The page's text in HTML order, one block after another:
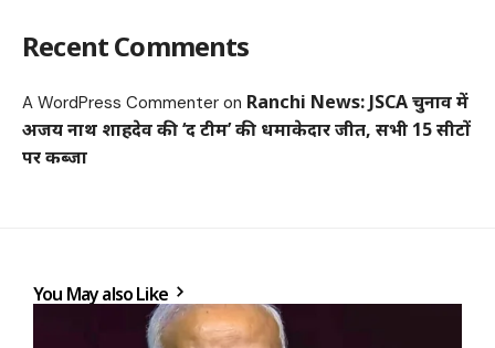
Recent Comments
A WordPress Commenter on Ranchi News: JSCA चुनाव में
अजय नाथ शाहदेव की ‘द टीम’ की धमाकेदार जीत, सभी 15 सीटों
पर कब्जा
You May also Like